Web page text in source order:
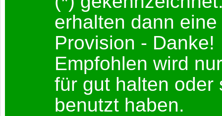
erhalten dann
Provision - Danke!
Empfohlen wird
für gut halten oder
benutzt haben.